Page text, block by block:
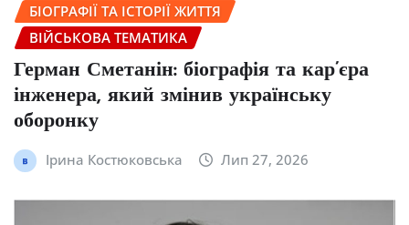
БІОГРАФІЇ ТА ІСТОРІЇ ЖИТТЯ
ВІЙСЬКОВА ТЕМАТИКА
Герман Сметанін: біографія та кар’єра
інженера, який змінив українську
оборонку
Ірина Костюковська Лип 27, 2026